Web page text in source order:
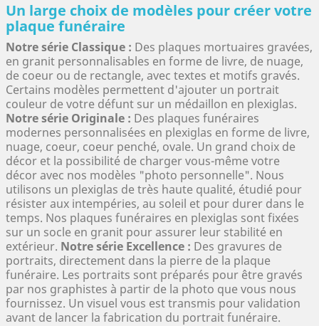
Un large choix de modèles pour créer votre
plaque funéraire
Notre série Classique : Des plaques mortuaires gravées,
en granit personnalisables en forme de livre, de nuage,
de coeur ou de rectangle, avec textes et motifs gravés.
Certains modèles permettent d'ajouter un portrait
couleur de votre défunt sur un médaillon en plexiglas.
Notre série Originale : Des plaques funéraires
modernes personnalisées en plexiglas en forme de livre,
nuage, coeur, coeur penché, ovale. Un grand choix de
décor et la possibilité de charger vous-même votre
décor avec nos modèles "photo personnelle". Nous
utilisons un plexiglas de très haute qualité, étudié pour
résister aux intempéries, au soleil et pour durer dans le
temps. Nos plaques funéraires en plexiglas sont fixées
sur un socle en granit pour assurer leur stabilité en
extérieur. Notre série Excellence : Des gravures de
portraits, directement dans la pierre de la plaque
funéraire. Les portraits sont préparés pour être gravés
par nos graphistes à partir de la photo que vous nous
fournissez. Un visuel vous est transmis pour validation
avant de lancer la fabrication du portrait funéraire.